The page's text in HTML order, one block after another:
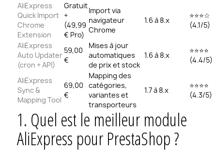
AliExpress
Quick Import
Chrome
Extension
Gratuit
+
(49,99
€ Pro)
Import via
navigateur
Chrome
1.6 à 8.x
⭐⭐⭐☆
(4.1/5)
AliExpress
Auto Updater
(cron + API)
59,00
€
Mises à jour
automatiques
de prix et stock
1.6 à 8.x
⭐⭐⭐⭐
(4.4/5)
AliExpress
Sync &
Mapping Tool
69,00
€
Mapping des
catégories,
variantes et
transporteurs
1.7 à 8.x
⭐⭐⭐⭐
(4.3/5)
1. Quel est le meilleur module
AliExpress pour PrestaShop ?